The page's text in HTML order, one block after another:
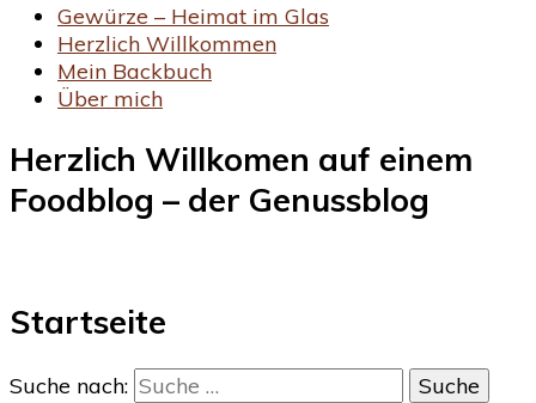
Gewürze – Heimat im Glas
Herzlich Willkommen
Mein Backbuch
Über mich
Herzlich Willkomen auf einem
Foodblog – der Genussblog
Startseite
Suche nach: